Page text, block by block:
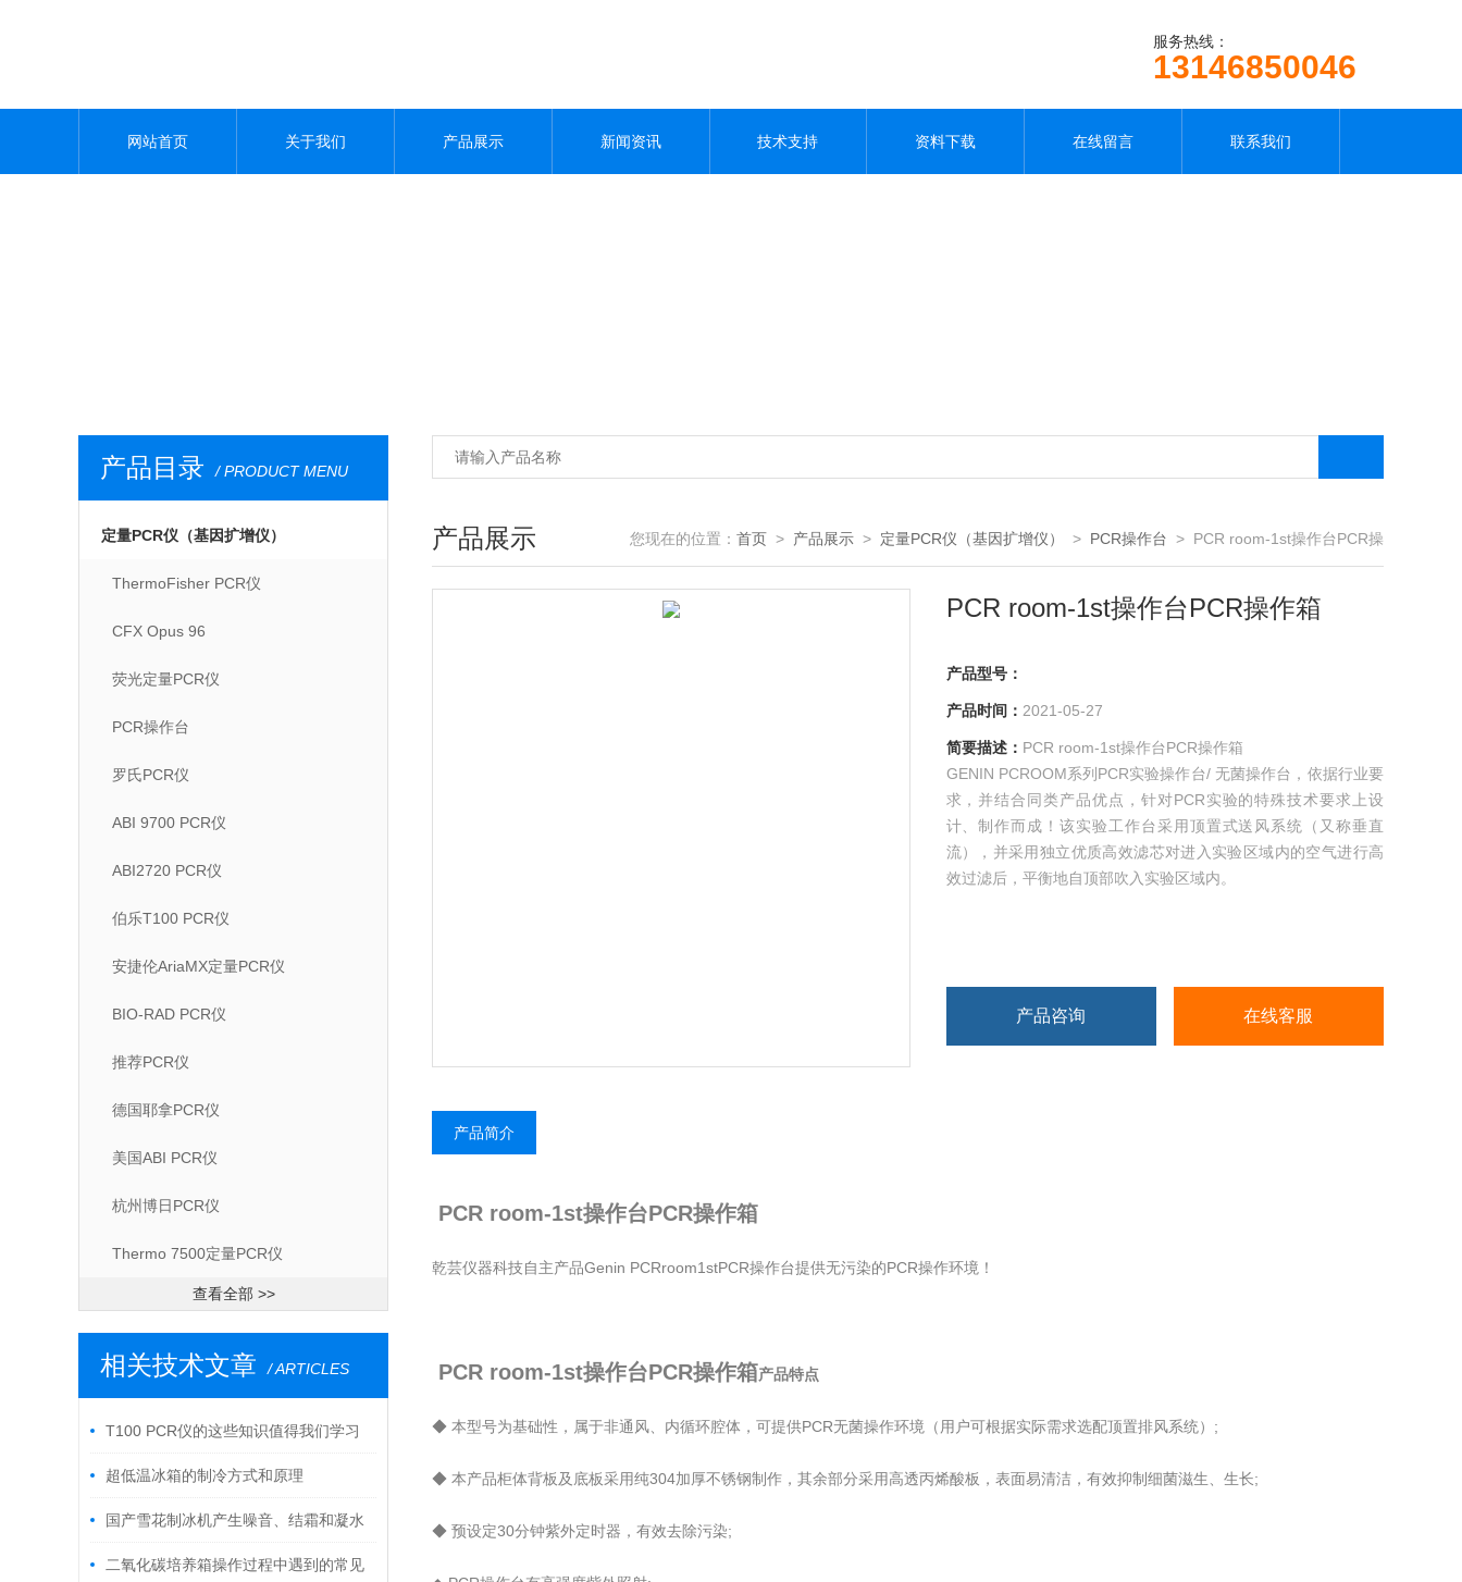
服务热线：
13146850046
网站首页 关于我们 产品展示 新闻资讯 技术支持 资料下载 在线留言 联系我们
产品目录 / PRODUCT MENU
定量PCR仪（基因扩增仪）
ThermoFisher PCR仪
CFX Opus 96
荧光定量PCR仪
PCR操作台
罗氏PCR仪
ABI 9700 PCR仪
ABI2720 PCR仪
伯乐T100 PCR仪
安捷伦AriaMX定量PCR仪
BIO-RAD PCR仪
推荐PCR仪
德国耶拿PCR仪
美国ABI PCR仪
杭州博日PCR仪
Thermo 7500定量PCR仪
查看全部 >>
相关技术文章 / ARTICLES
T100 PCR仪的这些知识值得我们学习
超低温冰箱的制冷方式和原理
国产雪花制冰机产生噪音、结霜和凝水
的原因
二氧化碳培养箱操作过程中遇到的常见
产品展示 您现在的位置： 首页 > 产品展示 > 定量PCR仪（基因扩增仪） > PCR操作台 > PCR room-1st操作台PCR操
作箱
PCR room-1st操作台PCR操作箱
产品型号：
产品时间： 2021-05-27
简要描述： PCR room-1st操作台PCR操作箱
GENIN PCROOM系列PCR实验操作台/ 无菌操作台，依据行业要
求，并结合同类产品优点，针对PCR实验的特殊技术要求上设
计、制作而成！该实验工作台采用顶置式送风系统（又称垂直
流），并采用独立优质高效滤芯对进入实验区域内的空气进行高
效过滤后，平衡地自顶部吹入实验区域内。
产品咨询 在线客服
产品简介
PCR room-1st操作台PCR操作箱
乾芸仪器科技自主产品Genin PCRroom1stPCR操作台提供无污染的PCR操作环境！
PCR room-1st操作台PCR操作箱产品特点
◆ 本型号为基础性，属于非通风、内循环腔体，可提供PCR无菌操作环境（用户可根据实际需求选配顶置排风系统）;
◆ 本产品柜体背板及底板采用纯304加厚不锈钢制作，其余部分采用高透丙烯酸板，表面易清洁，有效抑制细菌滋生、生长;
◆ 预设定30分钟紫外定时器，有效去除污染;